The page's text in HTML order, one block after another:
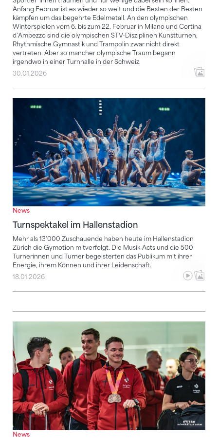
Anfang Februar ist es wieder so weit und die Besten der Besten
kämpfen um das begehrte Edelmetall. An den olympischen
Winterspielen vom 6. bis zum 22. Februar in Milano und Cortina
d’Ampezzo sind die olympischen STV-Disziplinen Kunstturnen,
Rhythmische Gymnastik und Trampolin zwar nicht direkt
vertreten. Aber so mancher olympische Traum begann
irgendwo in einer Turnhalle in der Schweiz.
30.01.2026
News
Turnspektakel im Hallenstadion
Mehr als 13'000 Zuschauende haben heute im Hallenstadion
Zürich die Gymotion mitverfolgt. Die Musik-Acts und die 500
Turnerinnen und Turner begeisterten das Publikum mit ihrer
Energie, ihrem Können und ihrer Leidenschaft.
Turnspektakel im Hallenstadion
18.01.2026
News
Herzlicher Empfang für das WM-Team am Flughafen